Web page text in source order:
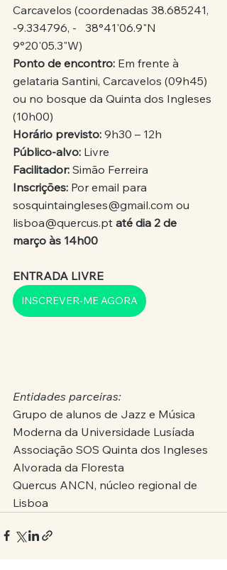
Carcavelos (coordenadas 38.685241,
-9.334796, -   38°41'06.9"N
9°20'05.3"W)
Ponto de encontro: Em frente à
gelataria Santini, Carcavelos (09h45)
ou no bosque da Quinta dos Ingleses
(10h00)
Horário previsto: 9h30 – 12h
Público-alvo: Livre
Facilitador: Simão Ferreira
Inscrições: Por email para
sosquintaingleses@gmail.com ou
lisboa@quercus.pt até dia 2 de
março às 14h00
ENTRADA LIVRE
INSCREVER-ME AGORA
Entidades parceiras:
Grupo de alunos de Jazz e Música
Moderna da Universidade Lusíada
Associação SOS Quinta dos Ingleses
Alvorada da Floresta
Quercus ANCN, núcleo regional de
Lisboa